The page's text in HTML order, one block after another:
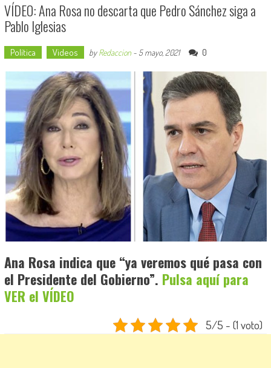
VÍDEO: Ana Rosa no descarta que Pedro Sánchez siga a
Pablo Iglesias
Política Videos byRedaccion- 5 mayo, 2021 0
Ana Rosa indica que “ya veremos qué pasa con
el Presidente del Gobierno”. Pulsa aquí para
VER el VÍDEO
5/5 - (1 voto)